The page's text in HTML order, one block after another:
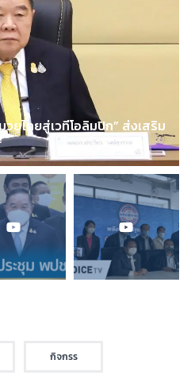
ยไทยสู่เวทีโอลิมปิก” ส่งเสริม
กิจกรร